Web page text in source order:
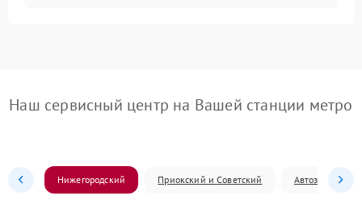
Наш сервисный центр на Вашей станции метро
Нижегородский Приокский и Советский Автозаводский